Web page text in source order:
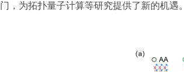
门，为拓扑量子计算等研究提供了新的机遇。